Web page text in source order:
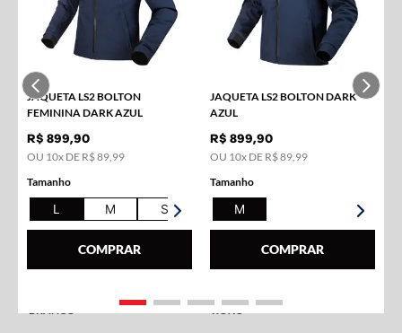
JAQUETA LS2 BOLTON
FEMININA DARK AZUL
R$ 899,90
OU 10x DE R$89,99
Tamanho
L M S
COMPRAR
JAQUETA LS2 BOLTON DARK
AZUL
R$ 899,90
OU 10x DE R$89,99
Tamanho
M
COMPRAR
Aproveite toda a tecnologia e qualidade LS2 para montar
seu equipamento completo. Abaixo selecionamos algumas
opções que combinam perfeitamente.